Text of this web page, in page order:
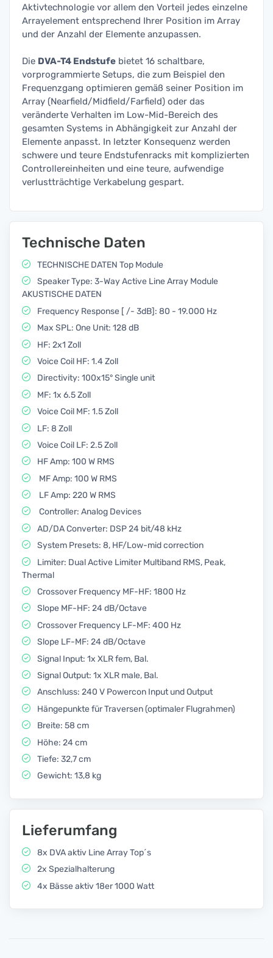
Aktivtechnologie vor allem den Vorteil jedes einzelne
Arrayelement entsprechend Ihrer Position im Array
und der Anzahl der Elemente anzupassen.
Die DVA-T4 Endstufe bietet 16 schaltbare,
vorprogrammierte Setups, die zum Beispiel den
Frequenzgang optimieren gemäß seiner Position im
Array (Nearfield/Midfield/Farfield) oder das
veränderte Verhalten im Low-Mid-Bereich des
gesamten Systems in Abhängigkeit zur Anzahl der
Elemente anpasst. In letzter Konsequenz werden
schwere und teure Endstufenracks mit komplizierten
Controllereinheiten und eine teure, aufwendige
verlustträchtige Verkabelung gespart.
Technische Daten
TECHNISCHE DATEN Top Module
Speaker Type: 3-Way Active Line Array Module
AKUSTISCHE DATEN
Frequency Response [ /- 3dB]: 80 - 19.000 Hz
Max SPL: One Unit: 128 dB
HF: 2x1 Zoll
Voice Coil HF: 1.4 Zoll
Directivity: 100x15° Single unit
MF: 1x 6.5 Zoll
Voice Coil MF: 1.5 Zoll
LF: 8 Zoll
Voice Coil LF: 2.5 Zoll
HF Amp: 100 W RMS
MF Amp: 100 W RMS
LF Amp: 220 W RMS
Controller: Analog Devices
AD/DA Converter: DSP 24 bit/48 kHz
System Presets: 8, HF/Low-mid correction
Limiter: Dual Active Limiter Multiband RMS, Peak,
Thermal
Crossover Frequency MF-HF: 1800 Hz
Slope MF-HF: 24 dB/Octave
Crossover Frequency LF-MF: 400 Hz
Slope LF-MF: 24 dB/Octave
Signal Input: 1x XLR fem, Bal.
Signal Output: 1x XLR male, Bal.
Anschluss: 240 V Powercon Input und Output
Hängepunkte für Traversen (optimaler Flugrahmen)
Breite: 58 cm
Höhe: 24 cm
Tiefe: 32,7 cm
Gewicht: 13,8 kg
Lieferumfang
8x DVA aktiv Line Array Top´s
2x Spezialhalterung
4x Bässe aktiv 18er 1000 Watt